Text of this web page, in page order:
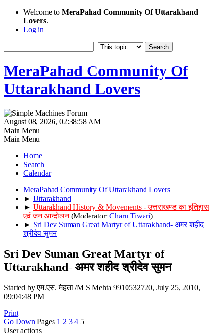
Welcome to MeraPahad Community Of Uttarakhand
Lovers.
Log in
MeraPahad Community Of
Uttarakhand Lovers
August 08, 2026, 02:38:58 AM
Main Menu
Main Menu
Home
Search
Calendar
MeraPahad Community Of Uttarakhand Lovers
► Uttarakhand
► Uttarakhand History & Movements - उत्तराखण्ड का इतिहास
एवं जन आन्दोलन (Moderator: Charu Tiwari)
► Sri Dev Suman Great Martyr of Uttarakhand- अमर शहीद
श्रीदेव सुमन
Sri Dev Suman Great Martyr of
Uttarakhand- अमर शहीद श्रीदेव सुमन
Started by एम.एस. मेहता /M S Mehta 9910532720, July 25, 2010,
09:04:48 PM
Print
Go Down Pages 1 2 3 4 5
User actions